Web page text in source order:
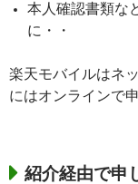
本人確認書類な
に・・
楽天モバイルはネ
にはオンラインで
紹介経由で申